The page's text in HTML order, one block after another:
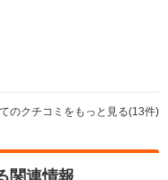
のクチコミをもっと見る(13件)